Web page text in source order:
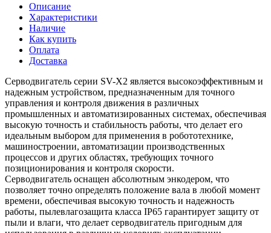
Описание
Характеристики
Наличие
Как купить
Оплата
Доставка
Серводвигатель серии SV-X2 является высокоэффективным и
надежным устройством, предназначенным для точного
управления и контроля движения в различных
промышленных и автоматизированных системах, обеспечивая
высокую точность и стабильность работы, что делает его
идеальным выбором для применения в робототехнике,
машиностроении, автоматизации производственных
процессов и других областях, требующих точного
позиционирования и контроля скорости.
Серводвигатель оснащен абсолютным энкодером, что
позволяет точно определять положение вала в любой момент
времени, обеспечивая высокую точность и надежность
работы, пылевлагозащита класса IP65 гарантирует защиту от
пыли и влаги, что делает серводвигатель пригодным для